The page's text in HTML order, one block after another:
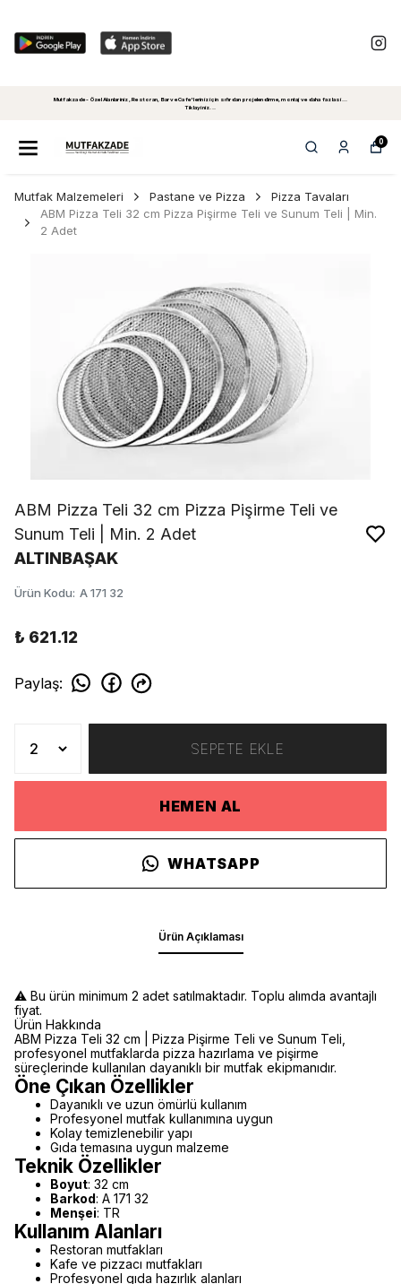
Mutfakzade - Özel Alanlariniz, Restoran, Bar ve Cafe'leriniz için sıfırdan projelendirme, montaj ve daha fazlasi...
Tiklayiniz...
0
Mutfak Malzemeleri Pastane ve Pizza
Pizza Tavaları
ABM Pizza Teli 32 cm Pizza Pişirme Teli ve Sunum Teli | Min.
2 Adet
ABM Pizza Teli 32 cm Pizza Pişirme Teli ve
Sunum Teli | Min. 2 Adet
ALTINBAŞAK
Ürün Kodu: A 171 32
₺ 621.12
Paylaş:
SEPETE EKLE
HEMEN AL
WHATSAPP
Ürün Açıklaması
⚠️ Bu ürün minimum 2 adet satılmaktadır. Toplu alımda avantajlı
fiyat.
Ürün Hakkında
ABM Pizza Teli 32 cm | Pizza Pişirme Teli ve Sunum Teli,
profesyonel mutfaklarda pizza hazırlama ve pişirme
süreçlerinde kullanılan dayanıklı bir mutfak ekipmanıdır.
Öne Çıkan Özellikler
Dayanıklı ve uzun ömürlü kullanım
Profesyonel mutfak kullanımına uygun
Kolay temizlenebilir yapı
Gıda temasına uygun malzeme
Teknik Özellikler
Boyut: 32 cm
Barkod: A 171 32
Menşei: TR
Kullanım Alanları
Restoran mutfakları
Kafe ve pizzacı mutfakları
Profesyonel gıda hazırlık alanları